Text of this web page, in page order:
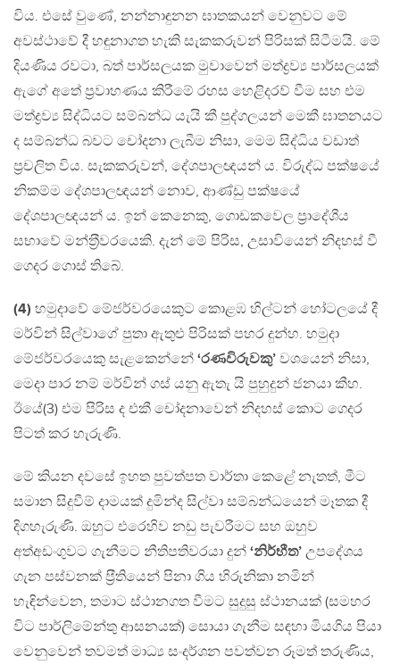
විය. එසේ වුණේ, නන්නාඳුනන ඝාතකයන් වෙනුවට මේ
අවස්ථාවේ දී හඳුනාගත හැකි සැකකරුවන් පිරිසක් සිටීමයි. මේ
දියණිය රවටා, බත් පාර්සලයක මුවාවෙන් මත්ද්‍රව්‍ය පාර්සලයක්
ඇගේ අතේ ප‍්‍රවාහණය කිරීමේ රහස හෙළිදරව් වීම සහ එම
මත්ද්‍රව්‍ය සිද්ධියට සම්බන්ධ යැයි කී පුද්ගලයන් මෙකී ඝාතනයට
ද සම්බන්ධ බවට චෝදනා ලැබීම නිසා, මෙම සිද්ධිය වඩාත්
ප‍්‍රචලිත විය. සැකකරුවන්, දේශපාලඥයන් ය. විරුද්ධ පක්ෂයේ
නිකම්ම දේශපාලඥයන් නොව, ආණ්ඩු පක්ෂයේ
දේශපාලඥයන් ය. ඉන් කෙනෙකු, ගොඩකවෙල ප‍්‍රාදේශීය
සභාවේ මන්ත‍්‍රීවරයෙකි. දැන් මේ පිරිස, උසාවියෙන් නිදහස් වී
ගෙදර ගොස් තිබේ.
(4) හමුදාවේ මේජර්වරයෙකුට කොළඹ හිල්ටන් හෝටලයේ දී
මර්වින් සිල්වාගේ පුතා ඇතුළු පිරිසක් පහර දුන්හ. හමුදා
මේජර්වරයෙකු සැළකෙන්නේ ‘රණවිරුවකු’ වශයෙන් නිසා,
මෙදා පාර නම් මර්වින් ගස් යනු ඇතැ යි පුහුදුන් ජනයා කීහ.
ඊයේ(3) එම පිරිස ද එකී චෝදනාවෙන් නිදහස් කොට ගෙදර
පිටත් කර හැරුණි.
මේ කියන දවසේ ඉහත පුවත්පත වාර්තා කෙළේ නැතත්, මීට
සමාන සිදුවීම් දාමයක් දුමින්ද සිල්වා සම්බන්ධයෙන් මෑතක දී
දිගහැරුණි. ඔහුට එරෙහිව නඩු පැවරීමට සහ ඔහුව
අත්අඩංගුවට ගැනීමට නීතිපතිවරයා දුන් ‘නිර්භීත’ උපදේශය
ගැන පස්වනක් ප‍්‍රීතියෙන් පිනා ගිය හිරුනිකා නමින්
හැඳින්වෙන, තමාට ස්ථානගත වීමට සුදුසු ස්ථානයක් (සමහර
විට පාර්ලිමේන්තු ආසනයක්) සොයා ගැනීම සඳහා මියගිය පියා
වෙනුවෙන් තවමත් මාධ්‍ය සංදර්ශන පවත්වන රූමත් තරුණිය,